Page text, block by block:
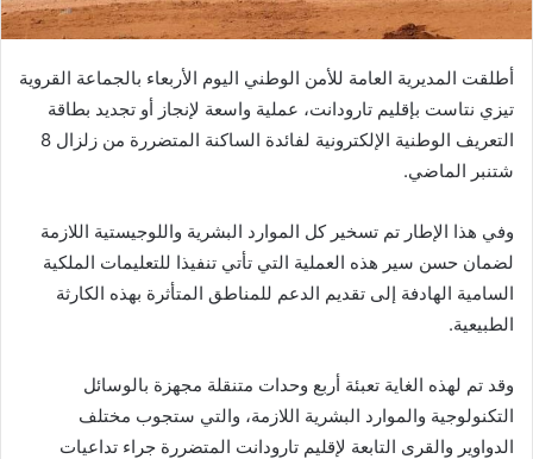
أطلقت المديرية العامة للأمن الوطني اليوم الأربعاء بالجماعة القروية
تيزي نتاست بإقليم تارودانت، عملية واسعة لإنجاز أو تجديد بطاقة
التعريف الوطنية الإلكترونية لفائدة الساكنة المتضررة من زلزال 8
شتنبر الماضي.
وفي هذا الإطار تم تسخير كل الموارد البشرية واللوجيستية اللازمة
لضمان حسن سير هذه العملية التي تأتي تنفيذا للتعليمات الملكية
السامية الهادفة إلى تقديم الدعم للمناطق المتأثرة بهذه الكارثة
الطبيعية.
وقد تم لهذه الغاية تعبئة أربع وحدات متنقلة مجهزة بالوسائل
التكنولوجية والموارد البشرية اللازمة، والتي ستجوب مختلف
الدواوير والقرى التابعة لإقليم تارودانت المتضررة جراء تداعيات